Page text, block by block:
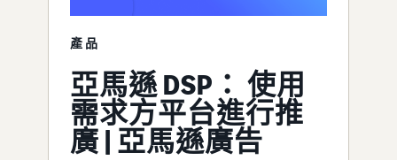
產品
亞馬遜 DSP： 使用
需求方平台進行推
廣 | 亞馬遜廣告